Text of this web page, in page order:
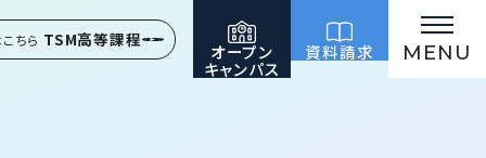
ちら TSM高等課程
オープン
キャンパス
資料請求 MENU